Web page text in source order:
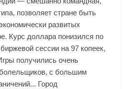
позволяет стране быть
развитых
Курс доллара понизился по
сессии на 97 копеек,
получились очень
с большим
Город